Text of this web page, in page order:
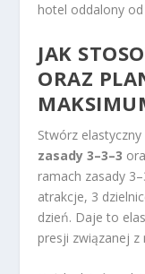
hotel oddalony
JAK
ORAZ
Stwórz
zasady 3–3–3
ramach zasady
atrakcje, 3
dzień. Daje to
presji związanej